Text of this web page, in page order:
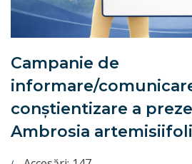
Campanie de
informare/
conştientizare a
Ambrosia